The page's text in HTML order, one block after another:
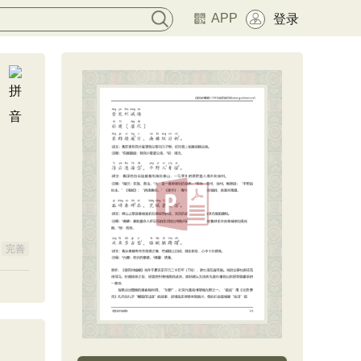
APP 登录
完善